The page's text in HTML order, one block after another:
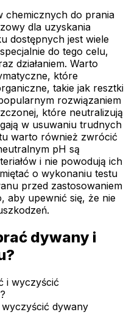
chemicznych do prania
dla uzyskania
dostępnych jest wiele
do tego celu,
działaniem. Warto
które
takie jak resztki
rozwiązaniem
które neutralizują
w usuwaniu trudnych
warto również zwrócić
pH są
i nie powodują ich
o wykonaniu testu
przed zastosowaniem
aby upewnić się, że nie
dywany i
dywany